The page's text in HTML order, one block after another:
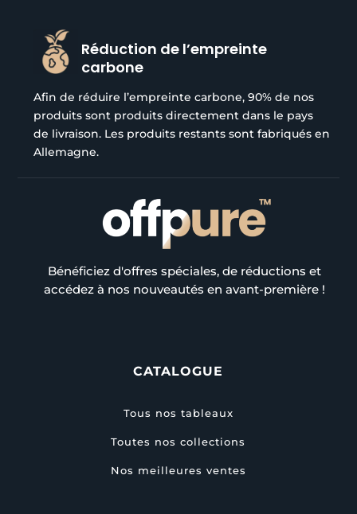
Réduction de l’empreinte
carbone
Afin de réduire l’empreinte carbone, 90% de nos
produits sont produits directement dans le pays
de livraison. Les produits restants sont fabriqués en
Allemagne.
Bénéficiez d'offres spéciales, de réductions et
accédez à nos nouveautés en avant-première !
CATALOGUE
Tous nos tableaux
Toutes nos collections
Nos meilleures ventes